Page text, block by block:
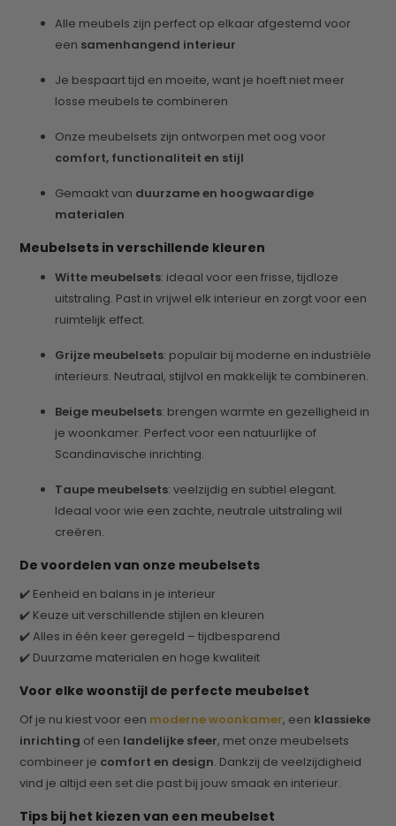
Alle meubels zijn perfect op elkaar afgestemd voor
een samenhangend interieur
Je bespaart tijd en moeite, want je hoeft niet meer
losse meubels te combineren
Onze meubelsets zijn ontworpen met oog voor
comfort, functionaliteit en stijl
Gemaakt van duurzame en hoogwaardige
materialen
Meubelsets in verschillende kleuren
Witte meubelsets: ideaal voor een frisse, tijdloze
uitstraling. Past in vrijwel elk interieur en zorgt voor een
ruimtelijk effect.
Grijze meubelsets: populair bij moderne en industriële
interieurs. Neutraal, stijlvol en makkelijk te combineren.
Beige meubelsets: brengen warmte en gezelligheid in
je woonkamer. Perfect voor een natuurlijke of
Scandinavische inrichting.
Taupe meubelsets: veelzijdig en subtiel elegant.
Ideaal voor wie een zachte, neutrale uitstraling wil
creëren.
De voordelen van onze meubelsets
✔️ Eenheid en balans in je interieur
✔️ Keuze uit verschillende stijlen en kleuren
✔️ Alles in één keer geregeld – tijdbesparend
✔️ Duurzame materialen en hoge kwaliteit
Voor elke woonstijl de perfecte meubelset
Of je nu kiest voor een moderne woonkamer, een klassieke
inrichting of een landelijke sfeer, met onze meubelsets
combineer je comfort en design. Dankzij de veelzijdigheid
vind je altijd een set die past bij jouw smaak en interieur.
Tips bij het kiezen van een meubelset